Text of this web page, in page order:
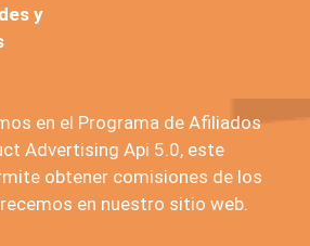
y
en el Programa de Afiliados
Advertising Api 5.0, este
obtener comisiones de los
en nuestro sitio web.